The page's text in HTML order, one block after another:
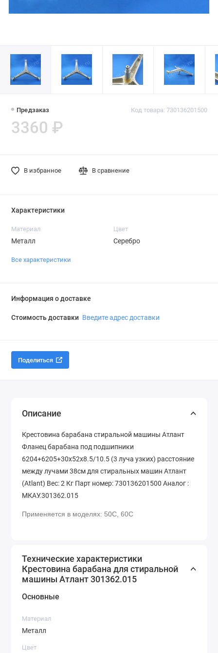
Предзаказ Код товара: 730136201500
3360 ₽
В избранное В сравнение
Характеристики
Материал
Металл
Цвет
Серебро
Все характеристики
Информация о доставке
Стоимость доставки Введите адрес доставки
Поделиться
Описание
Крестовина барабана стиральной машины Атлант
Фланец барабана под подшипники
6204+6205+30x52x8.5/10.5 (3 луча узких) расстояние
между лучами 38см для стиральных машин Атлант
(Atlant) Вес: 2 Кг Парт номер: 730136201500 Аналог :
МКАУ.301362.015
Применяется в моделях: 50С, 60С
Технические характеристики
Крестовина барабана для стиральной
машины Атлант 301362.015
Основные
Материал
Металл
Цвет